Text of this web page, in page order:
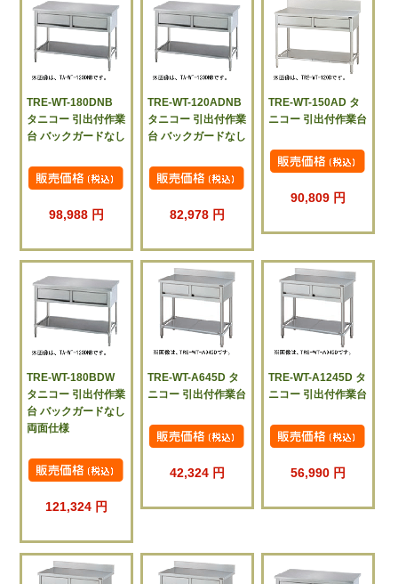
TRE-WT-180DNB
タニコー 引出付作業
台 バックガードなし
98,988 円
TRE-WT-120ADNB
タニコー 引出付作業
台 バックガードなし
82,978 円
TRE-WT-150AD タ
ニコー 引出付作業台
90,809 円
TRE-WT-180BDW
タニコー 引出付作業
台 バックガードなし
両面仕様
121,324 円
TRE-WT-A645D タ
ニコー 引出付作業台
42,324 円
TRE-WT-A1245D タ
ニコー 引出付作業台
56,990 円